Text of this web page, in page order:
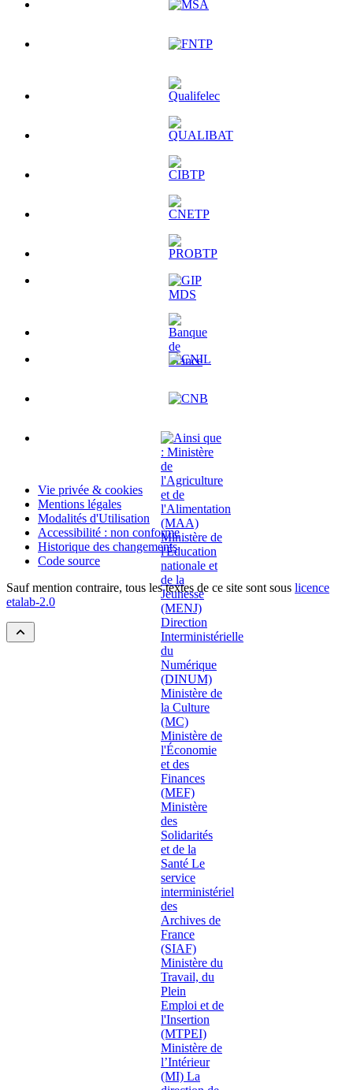
Vie privée & cookies
Mentions légales
Modalités d'Utilisation
Accessibilité : non conforme
Historique des changements
Code source
Sauf mention contraire, tous les textes de ce site sont sous licence
etalab-2.0